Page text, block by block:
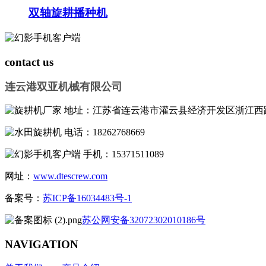
双轴旋耕播种机
contact us
连云港双亚机械有限公司
地址：江苏省连云港市灌云县经济开发区浙江西
电话：18262768669
手机：15371511089
网址： www.dtescrew.com
备案号： 苏ICP备16034483号-1
苏公网安备32072302010186号
NAVIGATION